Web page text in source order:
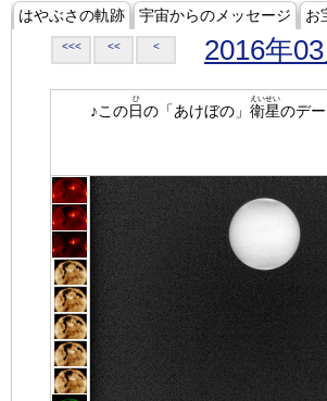
はやぶさの軌跡 宇宙からのメッセージ お
<<< << < 2016年03
♪この日
ひ
の「あけぼの」 衛星
えいせい
のデ